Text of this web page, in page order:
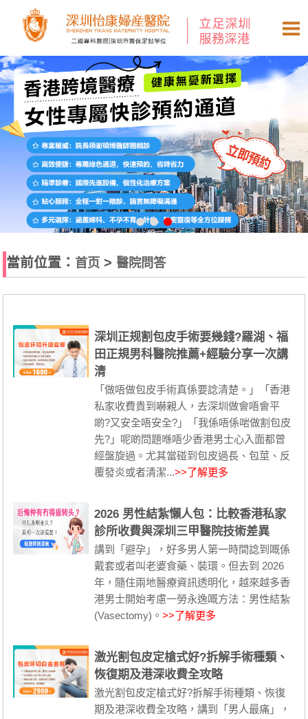
當前位置： 首页 >醫院問答
深圳正规割包皮手術要幾錢?羅湖、福
田正規男科醫院推薦+經驗分享一次講
清
「做唔做包皮手術真係要諗清楚。」「香港
私家收費貴到嚇親人，去深圳做會唔會平
啲?又安全唔安全?」「我係唔係啱做割包皮
先?」呢啲問題喺唔少香港男士心入面都曾
經盤旋過。尤其當碰到包皮過長、包莖、反
覆發炎或者清潔...>>了解更多
2026 男性結紮懶人包：比較香港私家
診所收費與深圳三甲醫院技術差異
講到「避孕」，好多男人第一時間諗到嘅係
戴套或者叫老婆食藥、裝環。但去到 2026
年，隨住兩地醫療資訊透明化，越來越多香
港男士開始考慮一勞永逸嘅方法：男性結紮
(Vasectomy)。>>了解更多
激光割包皮定槍式好?拆解手術種類、
恢復期及港深收費全攻略
激光割包皮定槍式好?拆解手術種類、恢復
期及港深收費全攻略，講到「男人最痛」，